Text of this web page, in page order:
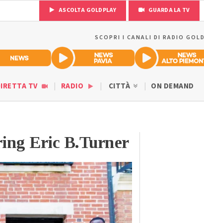
ASCOLTA GOLDPLAY GUARDA LA TV
SCOPRI I CANALI DI RADIO GOLD
TV RADIO CITTÀ ON DEMAND
Eric B.Turner